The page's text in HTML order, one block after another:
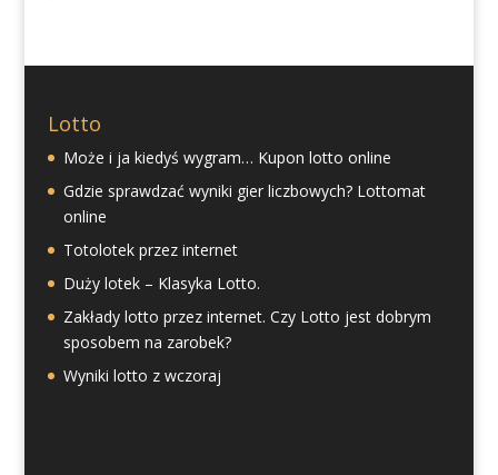
Lotto
Może i ja kiedyś wygram… Kupon lotto online
Gdzie sprawdzać wyniki gier liczbowych? Lottomat
online
Totolotek przez internet
Duży lotek – Klasyka Lotto.
Zakłady lotto przez internet. Czy Lotto jest dobrym
sposobem na zarobek?
Wyniki lotto z wczoraj